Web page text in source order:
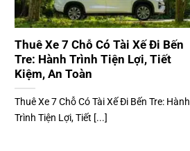
Thuê Xe 7 Chỗ Có Tài Xế Đi Bến
Tre: Hành Trình Tiện Lợi, Tiết
Kiệm, An Toàn
Thuê Xe 7 Chỗ Có Tài Xế Đi Bến Tre: Hành
Trình Tiện Lợi, Tiết [...]